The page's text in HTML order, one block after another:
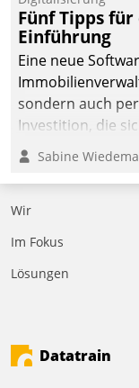
Fünf Tipps
Einführung
Eine neue
sondern auch
Investition, die
nachhaltige
dieses Ziel
befolgt werden.
Sabine
Wir
Im Fokus
Lösungen
Datatrain